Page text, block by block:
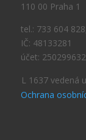
110 00 Praha 1
tel.: 733 604
IČ: 48133281
účet:
L 1637 vedená
Ochrana